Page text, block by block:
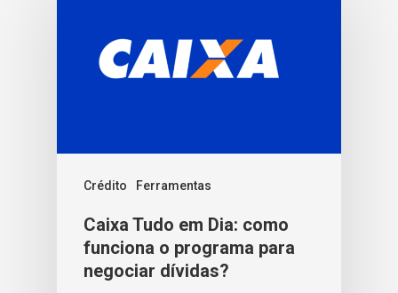
Crédito Ferramentas
Caixa Tudo em Dia: como
funciona o programa para
negociar dívidas?